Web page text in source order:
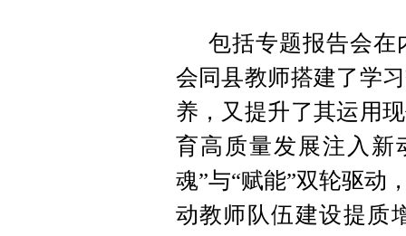
包括专题报告会在
会同县教师搭建了学
养，又提升了其运用
育高质量发展注入新
魂”与“赋能”双轮驱动
动教师队伍建设提质